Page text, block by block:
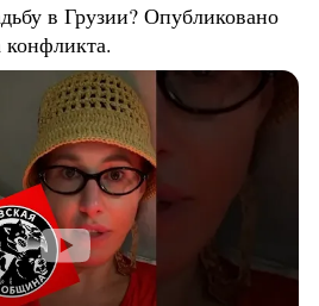
в Грузии? Опубликовано
конфликта.